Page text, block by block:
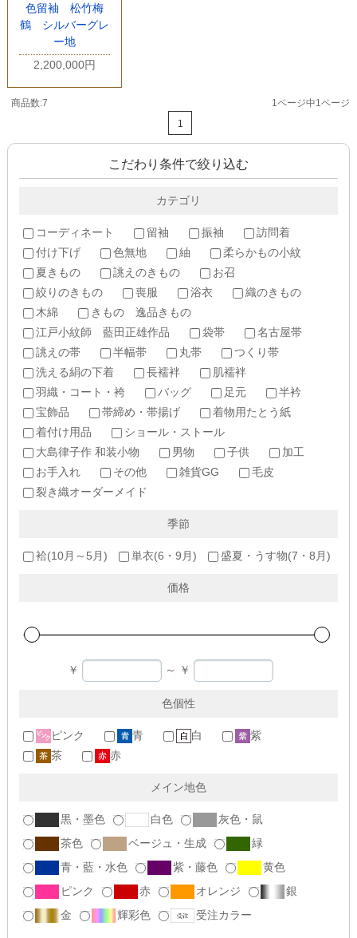
色留袖 松竹梅
鶴 シルバーグレ
ー地
2,200,000円
商品数:7
1ページ中1ページ
1
こだわり条件で絞り込む
カテゴリ
コーディネート 留袖 振袖
訪問着
付け下げ
色無地 紬
柔らかもの小紋
夏きもの
誂えのきもの
お召
絞りのきもの
喪服 浴衣
織のきもの
木綿
きもの 逸品きもの
江戸小紋師 藍田正雄作品
袋帯
名古屋帯
誂えの帯
半幅帯 丸帯
つくり帯
洗える絹の下着
長襦袢
肌襦袢
羽織・コート・袴
バッグ 足元
半衿
宝飾品
帯締め・帯揚げ
着物用たとう紙
着付け用品
ショール・ストール
大島律子作 和装小物
男物 子供
加工
お手入れ
その他 雑貨GG
毛皮
裂き織オーダーメイド
季節
袷(10月～5月) 単衣(6・9月) 盛夏・うす物(7・8月)
価格
￥ ～ ￥
色個性
ピンク 青 白
紫
茶
赤
メイン地色
黒・墨色 白色
灰色・鼠
茶色
ベージュ・生成
緑
青・藍・水色
紫・藤色
黄色
ピンク
赤 オレンジ
銀
金
輝彩色 受注カラー